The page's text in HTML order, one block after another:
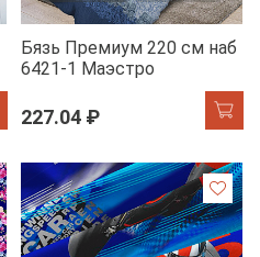
Бязь Премиум 220 см наб
6421-1 Маэстро
227.04 ₽